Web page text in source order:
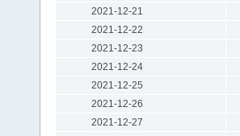
2021-12-21
2021-12-22
2021-12-23
2021-12-24
2021-12-25
2021-12-26
2021-12-27